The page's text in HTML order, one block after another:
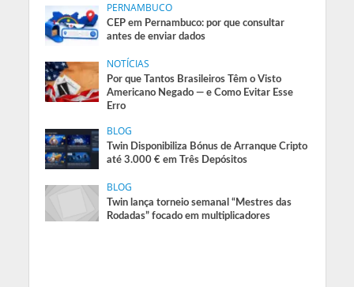
PERNAMBUCO
CEP em Pernambuco: por que consultar
antes de enviar dados
NOTÍCIAS
Por que Tantos Brasileiros Têm o Visto
Americano Negado — e Como Evitar Esse
Erro
BLOG
Twin Disponibiliza Bónus de Arranque Cripto
até 3.000 € em Três Depósitos
BLOG
Twin lança torneio semanal “Mestres das
Rodadas” focado em multiplicadores